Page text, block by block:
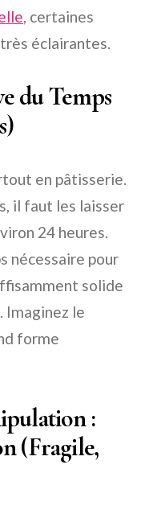
, certaines
éclairantes.
du Temps
en pâtisserie.
il faut les laisser
24 heures.
nécessaire pour
solide
Imaginez le
forme
:
(Fragile,